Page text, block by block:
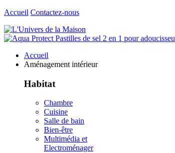
Accueil Contactez-nous
Accueil
Aménagement intérieur
Habitat
Chambre
Cuisine
Salle de bain
Bien-être
Multimédia et
Electroménager